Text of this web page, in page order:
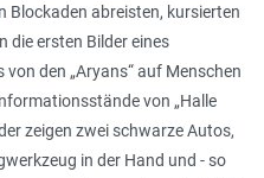
Blockaden abreisten, kursierten
die ersten Bilder eines
den „Aryans“ auf Menschen
von „Halle
zeigen zwei schwarze Autos,
in der Hand und - so